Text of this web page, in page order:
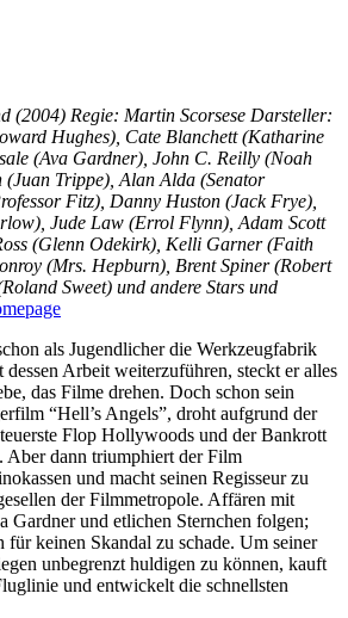
(2004) Regie: Martin Scorsese Darsteller:
Hughes), Cate Blanchett (Katharine
(Ava Gardner), John C. Reilly (Noah
Trippe), Alan Alda (Senator
Fitz), Danny Huston (Jack Frye),
Jude Law (Errol Flynn), Adam Scott
(Glenn Odekirk), Kelli Garner (Faith
(Mrs. Hepburn), Brent Spiner (Robert
Sweet) und andere Stars und
als Jugendlicher die Werkzeugfabrik
dessen Arbeit weiterzuführen, steckt er alles
das Filme drehen. Doch schon sein
“Hell’s Angels”, droht aufgrund der
Flop Hollywoods und der Bankrott
Aber dann triumphiert der Film
und macht seinen Regisseur zu
der Filmmetropole. Affären mit
Gardner und etlichen Sternchen folgen;
keinen Skandal zu schade. Um seiner
unbegrenzt huldigen zu können, kauft
und entwickelt die schnellsten